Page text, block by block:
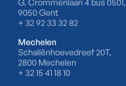
G. Crommenlaan 4 bus 0501,
9050 Gent
+ 32 92 33 32 82
Mechelen
Schaliënhoevedreef 20T,
2800 Mechelen
+ 32 15 41 18 10